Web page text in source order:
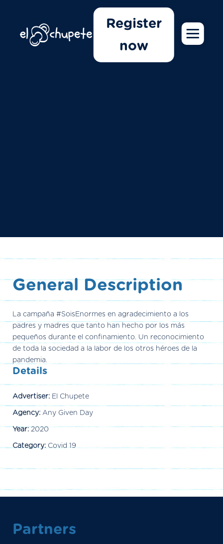
Register
now
General Description
La campaña #SoisEnormes en agradecimiento a los
padres y madres que tanto han hecho por los más
pequeños durante el confinamiento. Un reconocimiento
de toda la sociedad a la labor de los otros héroes de la
pandemia.
Details
Advertiser: El Chupete
Agency: Any Given Day
Year: 2020
Category: Covid 19
Partners